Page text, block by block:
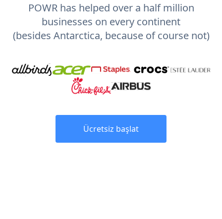
POWR has helped over a half million
businesses on every continent
(besides Antarctica, because of course not)
Ücretsiz başlat